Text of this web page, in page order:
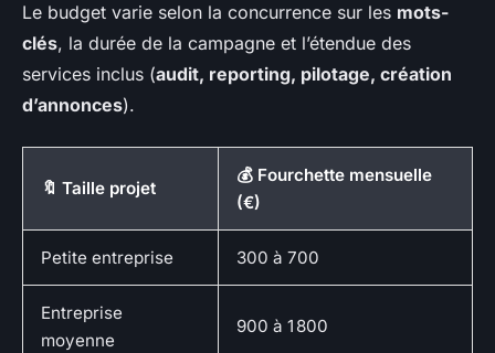
Le budget varie selon la concurrence sur les mots-
clés, la durée de la campagne et l’étendue des
services inclus (audit, reporting, pilotage, création
d’annonces).
🔖 Taille projet
💰 Fourchette mensuelle
(€)
Petite entreprise 300 à 700
Entreprise
moyenne
900 à 1 800